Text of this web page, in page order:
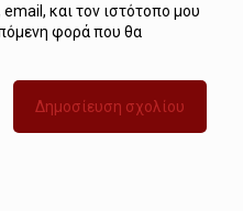
και τον ιστότοπο μου
φορά που θα